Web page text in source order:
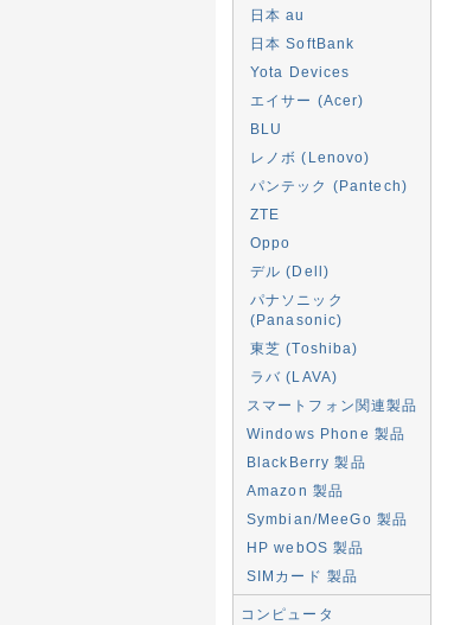
日本 au
日本 SoftBank
Yota Devices
エイサー (Acer)
BLU
レノボ (Lenovo)
パンテック (Pantech)
ZTE
Oppo
デル (Dell)
パナソニック
(Panasonic)
東芝 (Toshiba)
ラバ (LAVA)
スマートフォン関連製品
Windows Phone 製品
BlackBerry 製品
Amazon 製品
Symbian/MeeGo 製品
HP webOS 製品
SIMカード 製品
コンピュータ